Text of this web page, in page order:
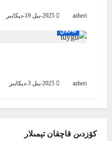
a
t
azheri
ئەخلاق
azheri
كۆزدىن قاچقان تېمىلار